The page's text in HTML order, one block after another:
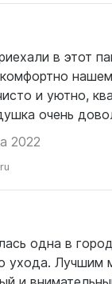
в этот
и уютно,
очень
2022
одна в
ухода. Лучшим